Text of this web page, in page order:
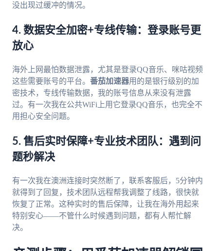
没出现过缓冲的情况。
4. 数据安全加密+专线传输：登录账号更
放心
海外上网最怕数据泄露，尤其是登录QQ音乐、咪咕视频
这些需要账号的平台。 番茄加速器用的是银行级别的加
密技术，专线传输数据，我的账号信息从来没有泄露
过。有一次我在公共WiFi上用它登录QQ音乐，也完全不
用担心安全问题。
5. 售后实时保障+专业技术团队：遇到问
题秒解决
有一次我在澳洲连接时突然断了，联系客服后，5分钟内
就得到了回复，技术团队远程帮我调整了线路，很快就
恢复了正常。这种实时的售后保障，让我在海外用起来
特别安心——不管什么时候遇到问题，都有人帮忙解
决。